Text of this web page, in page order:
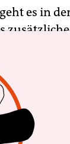
es in
bis
einem
das
auf die
bleiben